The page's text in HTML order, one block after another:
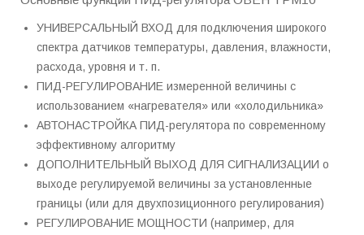
УНИВЕРСАЛЬНЫЙ ВХОД для подключения широкого
спектра датчиков температуры, давления, влажности,
расхода, уровня и т. п.
ПИД-РЕГУЛИРОВАНИЕ измеренной величины с
использованием «нагревателя» или «холодильника»
АВТОНАСТРОЙКА ПИД-регулятора по современному
эффективному алгоритму
ДОПОЛНИТЕЛЬНЫЙ ВЫХОД ДЛЯ СИГНАЛИЗАЦИИ о
выходе регулируемой величины за установленные
границы (или для двухпозиционного регулирования)
РЕГУЛИРОВАНИЕ МОЩНОСТИ (например, для